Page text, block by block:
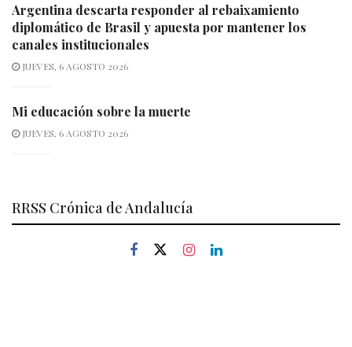
Argentina descarta responder al rebaixamiento
diplomático de Brasil y apuesta por mantener los
canales institucionales
JUEVES, 6 AGOSTO 2026
Mi educación sobre la muerte
JUEVES, 6 AGOSTO 2026
RRSS Crónica de Andalucía